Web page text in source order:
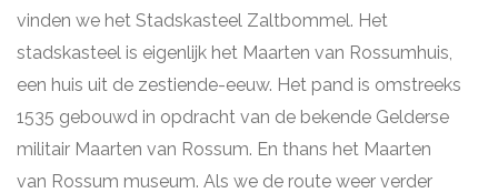
vinden we het Stadskasteel Zaltbommel. Het
stadskasteel is eigenlijk het Maarten van Rossumhuis,
een huis uit de zestiende-eeuw. Het pand is omstreeks
1535 gebouwd in opdracht van de bekende Gelderse
militair Maarten van Rossum. En thans het Maarten
van Rossum museum. Als we de route weer verder